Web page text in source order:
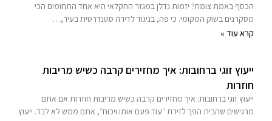
הכסף באמת צומח? יזמות נדלן במגזר החקלאי היא אחד התחומים הכי
מסקרנים בשוק המקומי. כי פה, בניגוד לדירה סטנדרטית בעיר,…
קרא עוד »
ייעוץ זוגי ברחובות: איך מחזירים קרבה כשיש מריבות
חוזרות
ייעוץ זוגי ברחובות: איך מחזירים קרבה כשיש מריבות חוזרות אם אתם
מרגישים שהבית הפך לזירת ״עוד פעם אותו ויכוח״, אתם ממש לא לבד. ייעוץ